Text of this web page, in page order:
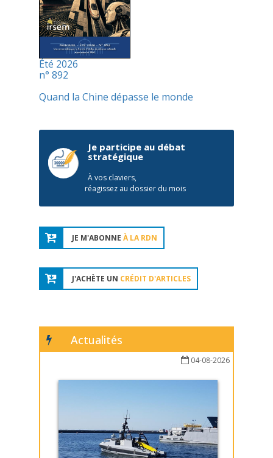
Été 2026
n° 892
Quand la Chine dépasse le monde
Je participe au débat
stratégique
À vos claviers,
réagissez au dossier du mois
JE M'ABONNE À LA RDN
J'ACHÈTE UN CRÉDIT D'ARTICLES
Actualités
04-08-2026